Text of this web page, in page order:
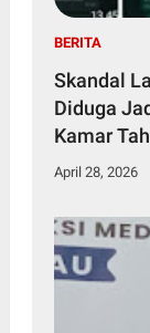
BERITA
Skandal
Diduga
Kamar
April 28, 2026